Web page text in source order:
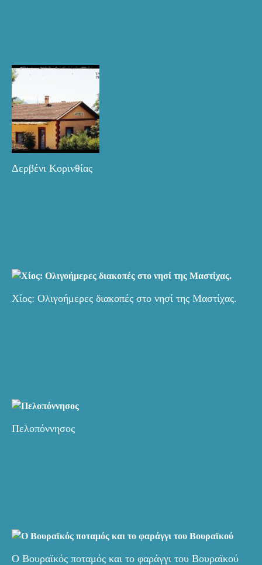
Δερβένι Κορινθίας
Χίος: Ολιγοήμερες διακοπές στο νησί της Μαστίχας.
Πελοπόννησος
Ο Βουραϊκός ποταμός και το φαράγγι του Βουραϊκού